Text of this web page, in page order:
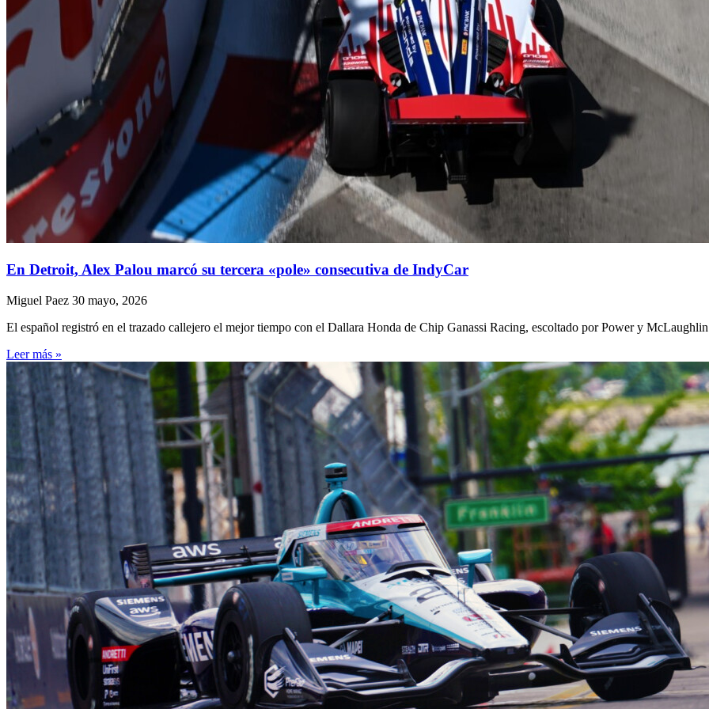
En Detroit, Alex Palou marcó su tercera «pole» consecutiva de IndyCar
Miguel Paez 30 mayo, 2026
El español registró en el trazado callejero el mejor tiempo con el Dallara Honda de Chip Ganassi Racing, escoltado por Power y
Leer más »